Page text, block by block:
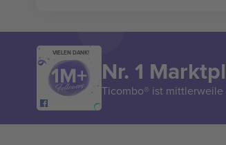
VIELEN DANK!
Nr. 1
Ticombo® ist